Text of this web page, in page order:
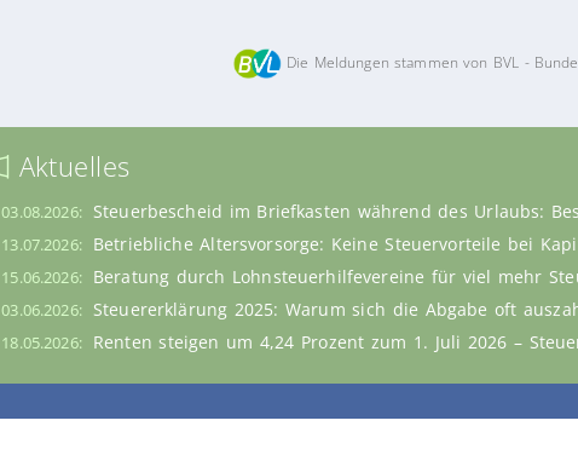
Die Meldungen stammen von BVL -
Aktuelles
03.08.2026: Steuerbescheid im Briefkasten während des Urlaubs:
13.07.2026: Betriebliche Altersvorsorge: Keine Steuervorteile bei
15.06.2026: Beratung durch Lohnsteuerhilfevereine für viel mehr
03.06.2026: Steuererklärung 2025: Warum sich die Abgabe oft
18.05.2026: Renten steigen um 4,24 Prozent zum 1. Juli 2026 –